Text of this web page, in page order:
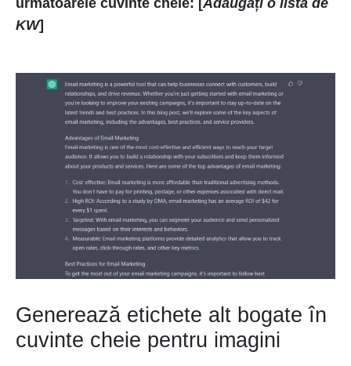
următoarele cuvinte cheie: [Adăugați o listă de
KW]
Generează etichete alt bogate în
cuvinte cheie pentru imagini